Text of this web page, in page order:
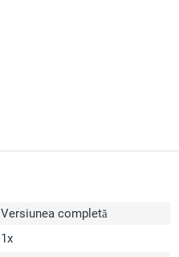
Versiunea completă
1x